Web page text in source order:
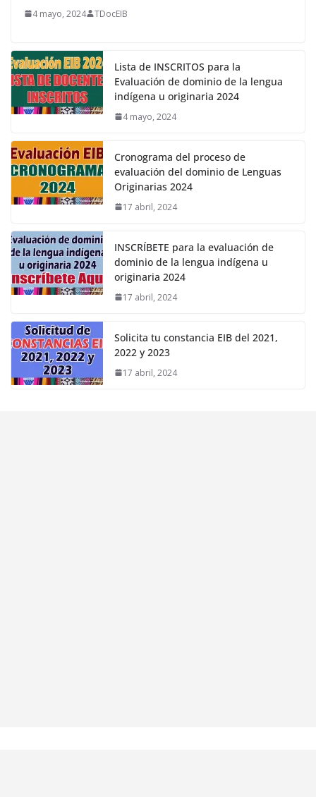
4 mayo, 2024 TDocEIB
Lista de INSCRITOS para la
Evaluación de dominio de la lengua
indígena u originaria 2024
4 mayo, 2024
Cronograma del proceso de
evaluación del dominio de Lenguas
Originarias 2024
17 abril, 2024
INSCRÍBETE para la evaluación de
dominio de la lengua indígena u
originaria 2024
17 abril, 2024
Solicita tu constancia EIB del 2021,
2022 y 2023
17 abril, 2024